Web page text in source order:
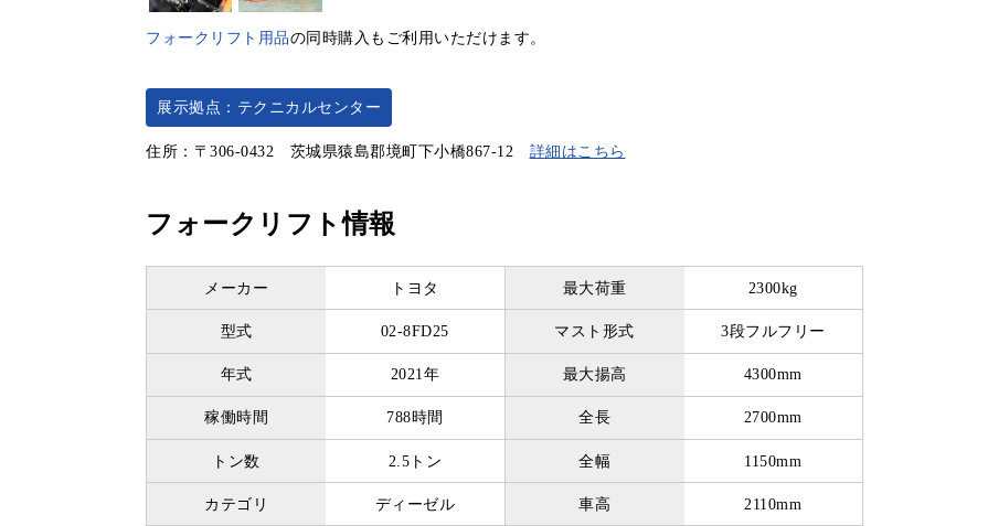
フォークリフト用品の同時購入もご利用いただけます。
展示拠点：テクニカルセンター
住所：〒306-0432 茨城県猿島郡境町下小橋867-12 詳細はこちら
フォークリフト情報
メーカー トヨタ 最大荷重 2300kg
型式 02-8FD25 マスト形式 3段フルフリー
年式 2021年 最大揚高 4300mm
稼働時間 788時間 全長 2700mm
トン数 2.5トン 全幅 1150mm
カテゴリ ディーゼル 車高 2110mm